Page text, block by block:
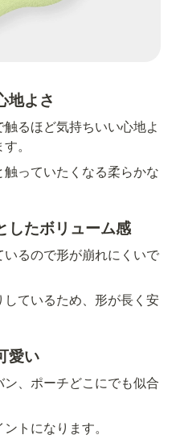
地よさ
るほど気持ちいい心地よ
。
っていたくなる柔らかな
したボリューム感
るので形が崩れにくいで
ているため、形が長く安
愛い
、ポーチどこにでも似合
トになります。